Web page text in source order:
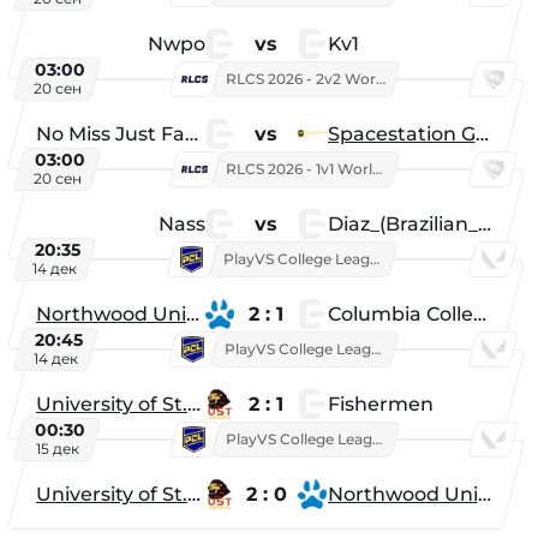
Nwpo vs Kv1
03:00
20 сен
RLCS 2026 - 2v2 World Championship
No Miss Just Fake vs Spacestation Gaming
03:00
20 сен
RLCS 2026 - 1v1 World Championship
Nass vs Diaz_(Brazilian_Player)
20:35
14 дек
PlayVS College League 2025: Fall
Northwood University 2 : 1 Columbia College
20:45
14 дек
PlayVS College League 2025: Fall
University of St. Thomas 2 : 1 Fishermen
00:30
15 дек
PlayVS College League 2025: Fall
University of St. Thomas 2 : 0 Northwood University